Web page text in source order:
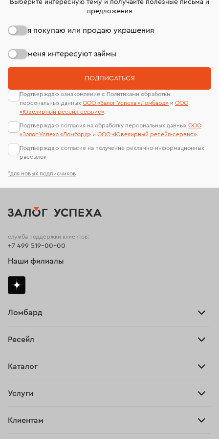
*для новых подписчиков
Выберите интересную тему и получайте полезные письма и
предложения
я покупаю или продаю украшения
меня интересуют займы
ПОДПИСАТЬСЯ
Подтверждаю ознакомление с Политиками обработки
персональных данных ООО «Залог Успеха «Ломбард» и ООО
«Ювелирный ресейл-сервиc».
Подтверждаю согласия на обработку персональных данных ООО
«Залог Успеха «Ломбард» и ООО «Ювелирный ресейл-сервиc».
Подтверждаю согласие на получение рекламно-информационных
рассылок
Ломбард
Тарифы
Ресейл
Купить
Прочие услуги
Каталог
Серьги
Услуги
Клиентам
служба поддержки клиентов:
+7 499 519-00-00
Наши филиалы